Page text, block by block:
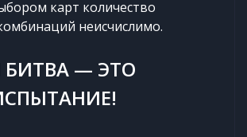
карт количество
неисчислимо.
— ЭТО